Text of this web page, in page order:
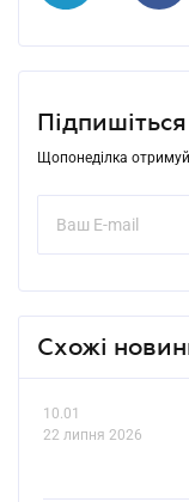
Щопонеділка
Схожі
10.01
22 липня 2026